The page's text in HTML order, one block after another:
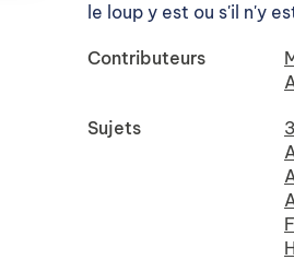
le loup y est ou s'il n'y
Contributeurs
Sujets